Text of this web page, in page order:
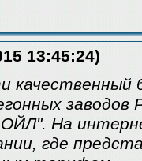
13:45:24)
качественный
заводов
На
где